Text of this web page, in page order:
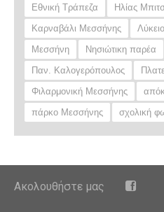
Εθνική Τράπεζα
Ηλίας
Καρναβάλι Μεσσήνης
Μεσσήνη
Νησιώτικη παρέα
Παν. Καλογερόπουλος
Φιλαρμονική Μεσσήνης
πάρκο Μεσσήνης
σχολική
Ακολουθήστε μας